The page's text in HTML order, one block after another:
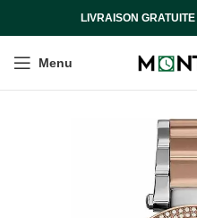
LIVRAISON
Menu